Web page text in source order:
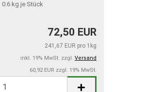
0.6 kg je Stück
72,50 EUR
241,67 EUR pro 1kg
inkl. 19% MwSt. zzgl. Versand
60,92 EUR zzgl. 19% MwSt.